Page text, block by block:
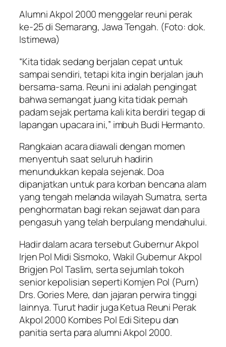
Alumni Akpol 2000 menggelar reuni perak
ke-25 di Semarang, Jawa Tengah. (Foto: dok.
Istimewa)
“Kita tidak sedang berjalan cepat untuk
sampai sendiri, tetapi kita ingin berjalan jauh
bersama-sama. Reuni ini adalah pengingat
bahwa semangat juang kita tidak pernah
padam sejak pertama kali kita berdiri tegap di
lapangan upacara ini,” imbuh Budi Hermanto.
Rangkaian acara diawali dengan momen
menyentuh saat seluruh hadirin
menundukkan kepala sejenak. Doa
dipanjatkan untuk para korban bencana alam
yang tengah melanda wilayah Sumatra, serta
penghormatan bagi rekan sejawat dan para
pengasuh yang telah berpulang mendahului.
Hadir dalam acara tersebut Gubernur Akpol
Irjen Pol Midi Sismoko, Wakil Gubernur Akpol
Brigjen Pol Taslim, serta sejumlah tokoh
senior kepolisian seperti Komjen Pol (Purn)
Drs. Gories Mere, dan jajaran perwira tinggi
lainnya. Turut hadir juga Ketua Reuni Perak
Akpol 2000 Kombes Pol Edi Sitepu dan
panitia serta para alumni Akpol 2000.